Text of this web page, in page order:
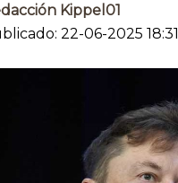
Kippel01
22-06-2025 18:31